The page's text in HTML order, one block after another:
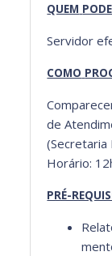
QUEM PODE
Servi­dor
COMO
de
Horário:
PRÉ-